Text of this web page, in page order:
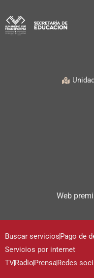
Web
Buscar serviciosPago de
Servicios por internet
TVRadioPrensaRedes